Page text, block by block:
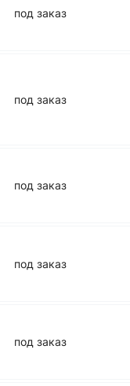
под заказ
под заказ
под заказ
под заказ
под заказ